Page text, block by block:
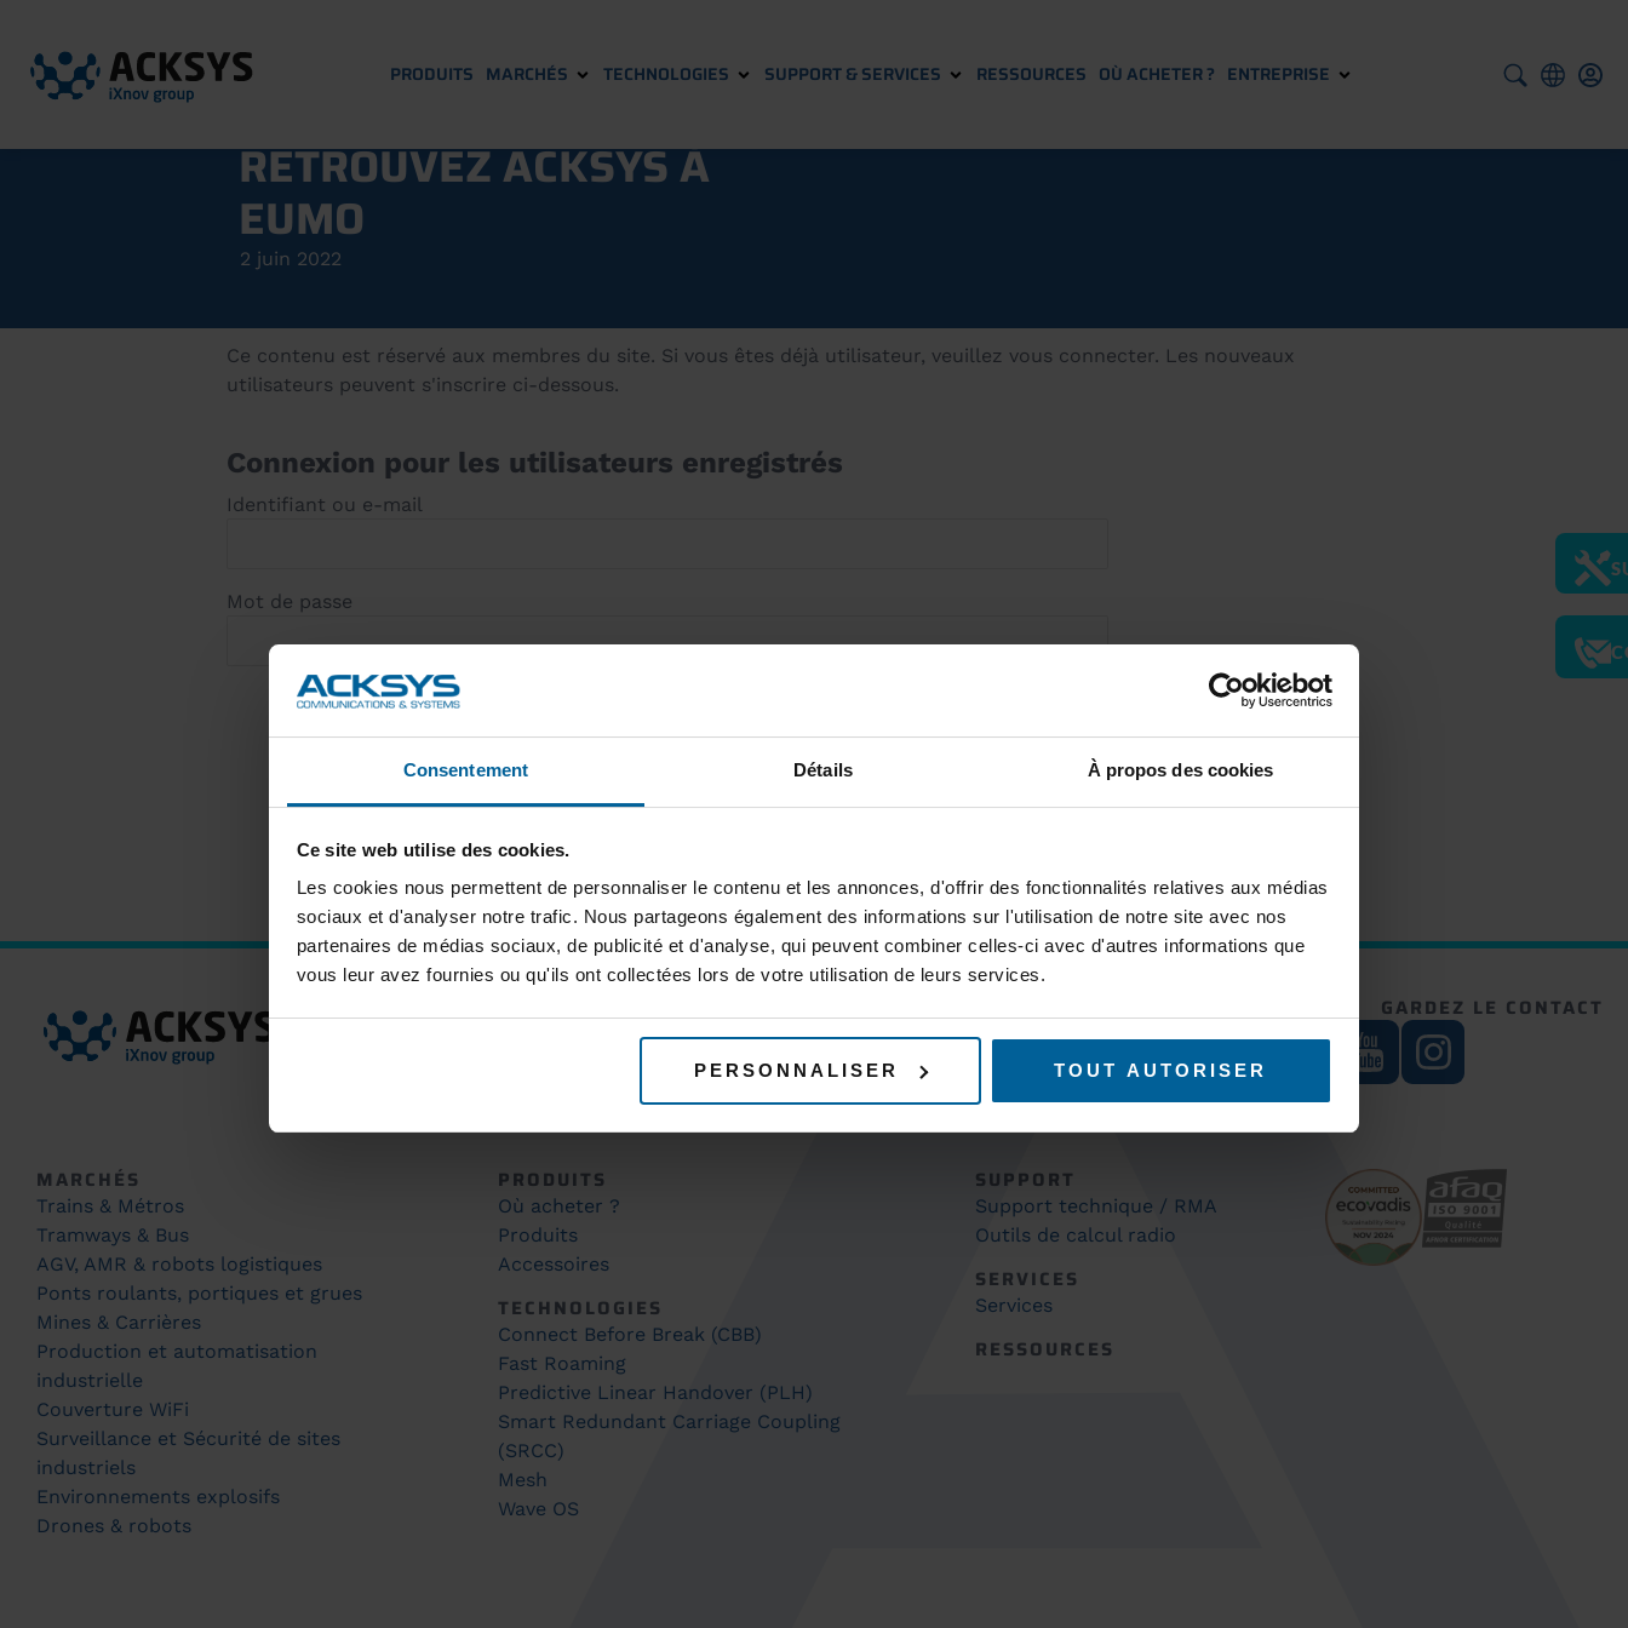
Consentement Détails À propos des cookies
Ce site web utilise des cookies.
Les cookies nous permettent de personnaliser le contenu et les annonces, d'offrir des fonctionnalités relatives aux médias
sociaux et d'analyser notre trafic. Nous partageons également des informations sur l'utilisation de notre site avec nos
partenaires de médias sociaux, de publicité et d'analyse, qui peuvent combiner celles-ci avec d'autres informations que
vous leur avez fournies ou qu'ils ont collectées lors de votre utilisation de leurs services.
PERSONNALISER TOUT AUTORISER
PRODUITS MARCHÉS TECHNOLOGIES SUPPORT & SERVICES RESSOURCES OÙ ACHETER ? ENTREPRISE
RETROUVEZ ACKSYS À
EUMO
2 juin 2022
Ce contenu est réservé aux membres du site. Si vous êtes déjà utilisateur, veuillez vous connecter. Les nouveaux
utilisateurs peuvent s'inscrire ci-dessous.
Connexion pour les utilisateurs enregistrés
Identifiant ou e-mail
Mot de passe
Mot de passe oublié ?Cliquez ici pour réinitialiser
S'inscrire
GARDEZ LE CONTACT
MARCHÉS
Trains & Métros
Tramways & Bus
AGV, AMR & robots logistiques
Ponts roulants, portiques et grues
Mines & Carrières
Production et automatisation
industrielle
Couverture WiFi
Surveillance et Sécurité de sites
industriels
Environnements explosifs
Drones & robots
PRODUITS
Où acheter ?
Produits
Accessoires
TECHNOLOGIES
Connect Before Break (CBB)
Fast Roaming
Predictive Linear Handover (PLH)
Smart Redundant Carriage Coupling
(SRCC)
Mesh
Wave OS
SUPPORT
Support technique / RMA
Outils de calcul radio
SERVICES
Services
RESSOURCES